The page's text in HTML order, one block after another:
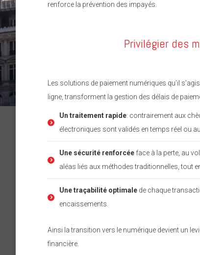
renforce la prévention des impayés.
Privilégier des
Les solutions de paiement numériques qu’il
ligne, transforment la gestion des délais de
Un traitement rapide: contrairement aux
électroniques sont validés en temps réel ou
Une sécurité renforcée face à la perte, au
aléas liés aux méthodes traditionnelles, tout
Une traçabilité optimale de chaque
encaissements.
Ainsi la transition vers le numérique devient un
financière.